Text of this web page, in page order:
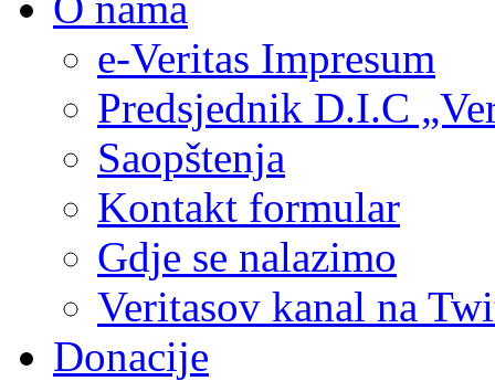
e-Veritas Impresum
Predsjednik D.I.C
Saopštenja
Kontakt formular
Gdje se nalazimo
Veritasov kanal na
Donacije